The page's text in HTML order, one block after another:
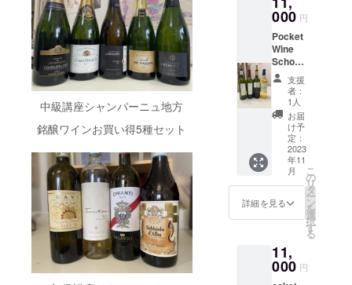
中級講座シャンパーニュ地方
銘醸ワインお買い得5種セット
と合わ
せて楽
しむ飲
み物で
すの
で、ポ
ケット
ワイン
スクー
ル手作
りのビ
ストロ
料理と
のマリ
アー
おすす
めして
す。 ワ
インの
香り、
ちらで
す。
https://
pocket-
wine-
school.
com/co
urse/qu
alificati
on/som
merier2
.html 特
定商取
引法及
び酒税
づく表
示特定
る法
律」に
基づき
土を知
るだけ
く、有
名作り
手個性
やワイ
ンの個
性を深
めてい
きま
す。 以
下講座
例で
す。講
毎回5種
のワイ
イン料
理を合
わせま
rwine.ht
ml 特定
商取引
法及び
酒税法
に基づ
く表示
特定商
取引に
関する
法律」
に基づ
き以下
に明示
いたし
ます。
pocket-
school.
com/co
でトー
ストと
蜂蜜の
風味が
加わ
り、さ
らに豊
かな味
わいに
なりま
す。
ディー
キン
エス
テー
ネ D
eakin
Estate
フルー
ツとス
パイス
の香
り、
たっぷ
りとし
た甘い
ヴァニ
ラ（ア
メリカ
ンオー
クな
ど）、
樽から
の要素
と熟し
たシ
からの
豊富な
タンニ
ｷｬﾝﾃｨ･
Chianti
DOCG2
022 ｷｬﾝ
ﾃｨ･ｸﾗｯｼ
ｺ地区に
広がる
ﾌﾞﾛｰﾘｵ
の丘を
拠点に
1000年
に及ぶ
歴史を
持つﾘｶｰ
ｿﾞﾘ家。
現在の
ｷｬﾝﾃｨの
基礎を
げたの
は「鉄
の男
に140を
超える
独立し
た栽培
農家の
ブドウ
を使用
して素
晴らし
いワイ
ンを送
り出し
ている
オース
トラリ
アを代
表する
ワイナ
す。摘
みたて
りんご
ロッサ
を守り
育てる
という
強い意
志で結
ばれた
栽培農
家と醸
造チー
ムの絆
が世界
的レベ
ルのワ
インを
す。豊
かなフ
とスパ
イスの
香り、
が心地
よい爽
やかな
飲み
口。少
し低め
の温度
で、野
菜や魚
介類の
前菜、
パスタ
2,Soav
e DOC
LAIヴェ
ネト
ローナ
県のソ
アー
ポケッ
トビス
ワイン
産地の
郷土料
理を中
心に、
前菜・
メイン
料理を
楽しみ
ながら
ティス
ティン
ます。
ワイン
編 ボ
ル
ドー、
Ｗ） NV
Lorimer
Brut (ロ
リマー
ブ
リュッ
ト) デ・
ボルト
リ（Ｎ
ＳＷ）
Lorimer
Chardo
nnayロ
リマー
シャル
ドネ
Ｗ）
Lorimer
IREで応
援した
よ！っ
てご予
約して
もらえ
ると提
供いた
しま
す。
2023年
12月末
まで。
「有効
期限：
2023年
ポケッ
トパー
ティー
000 円
Pocket
Wine
School
ワイン
初級講
座ボル
ドーワ
イン
セット
華やか
で樽を
使った
白、ふ
くよか
なメル
ロ、熟
あるカ
ベルネ
ソー
支援
者：
1人
お届
け予
定：
2023
年11
月
詳細を見る
こ
の
リ
タ
ー
ン
を
選
択
す
る
11,
000 円